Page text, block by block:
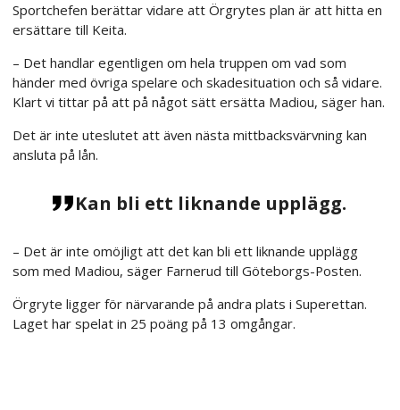
Sportchefen berättar vidare att Örgrytes plan är att hitta en
ersättare till Keita.
– Det handlar egentligen om hela truppen om vad som
händer med övriga spelare och skadesituation och så vidare.
Klart vi tittar på att på något sätt ersätta Madiou, säger han.
Det är inte uteslutet att även nästa mittbacksvärvning kan
ansluta på lån.
Kan bli ett liknande upplägg.
– Det är inte omöjligt att det kan bli ett liknande upplägg
som med Madiou, säger Farnerud till Göteborgs-Posten.
Örgryte ligger för närvarande på andra plats i Superettan.
Laget har spelat in 25 poäng på 13 omgångar.